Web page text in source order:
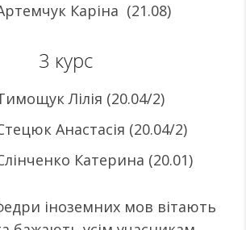
Каріна (21.08)
3 курс
Лілія (20.04/2)
Анастасія (20.04/2)
Катерина (20.01)
іноземних мов вітають